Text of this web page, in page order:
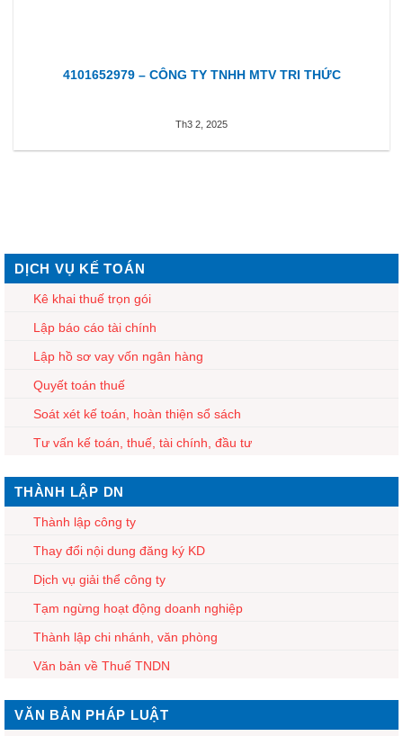
4101652979 – CÔNG TY TNHH MTV TRI THỨC
Th3 2, 2025
DỊCH VỤ KẾ TOÁN
Kê khai thuế trọn gói
Lập báo cáo tài chính
Lập hồ sơ vay vốn ngân hàng
Quyết toán thuế
Soát xét kế toán, hoàn thiện sổ sách
Tư vấn kế toán, thuế, tài chính, đầu tư
THÀNH LẬP DN
Thành lập công ty
Thay đổi nội dung đăng ký KD
Dịch vụ giải thể công ty
Tạm ngừng hoạt động doanh nghiệp
Thành lập chi nhánh, văn phòng
Văn bản về Thuế TNDN
VĂN BẢN PHÁP LUẬT